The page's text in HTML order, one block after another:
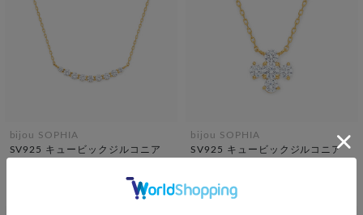
bijou SOPHIA
SV925 キュービックジルコニア
bijou SOPHIA
SV925 キュービックジルコニア
¥10,000